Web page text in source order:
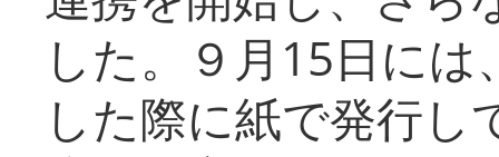
した。９月15日に
した際に紙で発行し